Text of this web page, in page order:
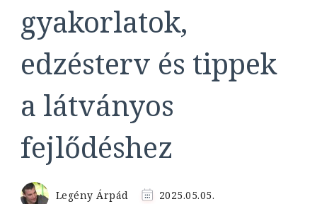
gyakorlatok,
edzésterv és tippek
a látványos
fejlődéshez
Legény Árpád 2025.05.05.